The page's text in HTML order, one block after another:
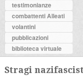
testimonianze
combattenti Alleati
volantini
pubblicazioni
biblioteca virtuale
Stragi